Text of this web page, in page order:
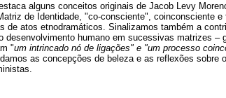
alguns conceitos originais de Jacob Levy
de Identidade, "co-consciente", coinconsciente
de atos etnodramáticos. Sinalizamos também a
desenvolvimento humano em sucessivas matrizes –
"um intrincado nó de ligações" e "um processo
as concepções de beleza e as reflexões sobre